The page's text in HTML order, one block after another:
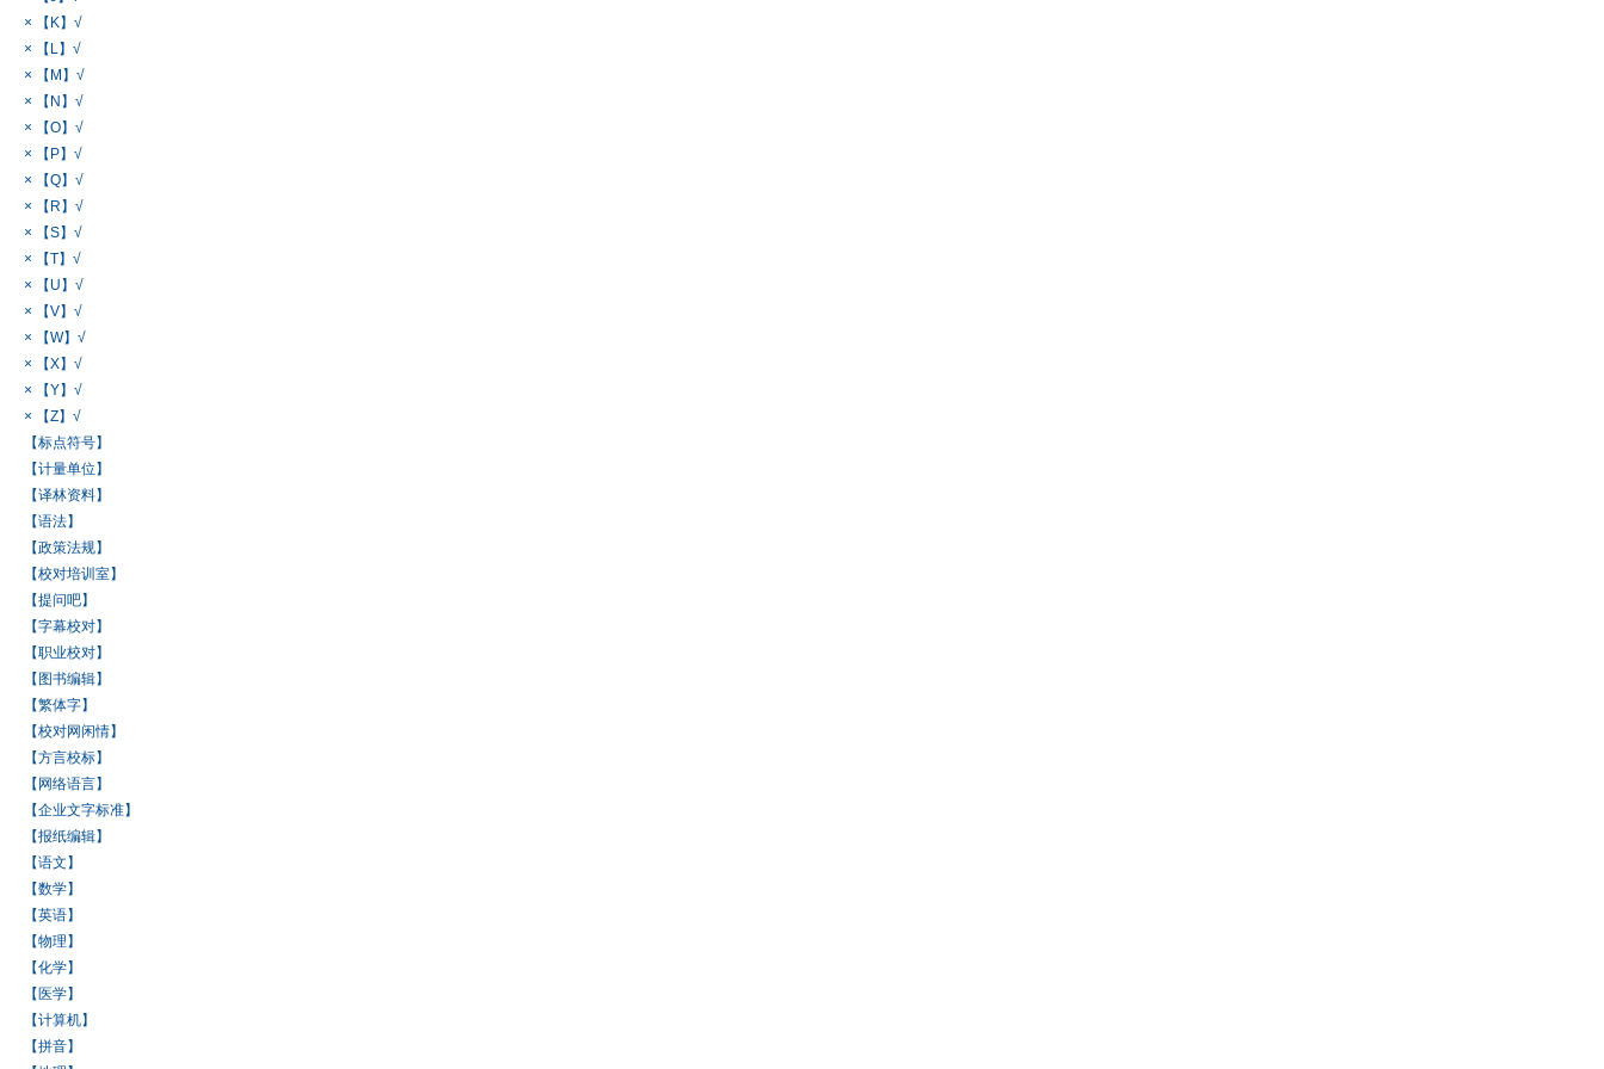
× 【K】√
× 【L】√
× 【M】√
× 【N】√
× 【O】√
× 【P】√
× 【Q】√
× 【R】√
× 【S】√
× 【T】√
× 【U】√
× 【V】√
× 【W】√
× 【X】√
× 【Y】√
× 【Z】√
【标点符号】
【计量单位】
【译林资料】
【语法】
【政策法规】
【校对培训室】
【提问吧】
【字幕校对】
【职业校对】
【图书编辑】
【繁体字】
【校对网闲情】
【方言校标】
【网络语言】
【企业文字标准】
【报纸编辑】
【语文】
【数学】
【英语】
【物理】
【化学】
【医学】
【计算机】
【拼音】